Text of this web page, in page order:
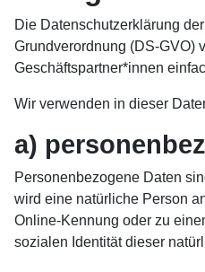
Die Datenschutzerklärung
Grundverordnung (DS-GVO)
Geschäftspartner*innen
Wir verwenden in dieser
a)
Personenbezogene Daten
wird eine natürliche Person
Online-Kennung oder zu
sozialen Identität dieser